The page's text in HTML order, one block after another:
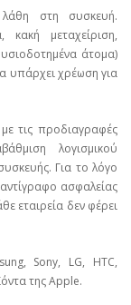
στη συσκευή.
μεταχείριση,
άτομα)
υπάρχει χρέωση για
τις προδιαγραφές
λογισμικού
Για το λόγο
ασφαλείας
εταιρεία δεν φέρει
Sony, LG, HTC,
της Apple.